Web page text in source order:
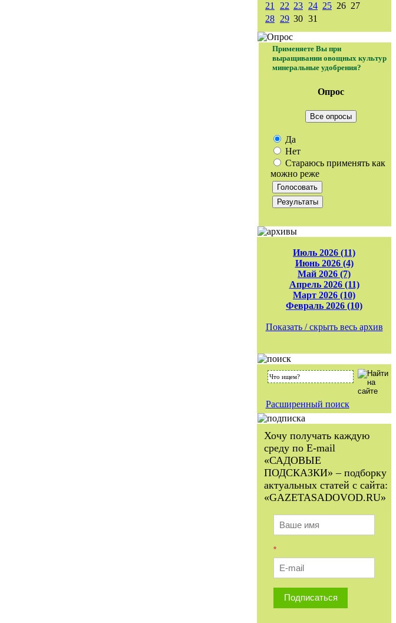
21
22 23 24 25 26 27
28 29 30 31
Применяете Вы при
выращивании овощных культур
минеральные удобрения?
Опрос
Все опросы
Да
Нет
Стараюсь применять как
можно реже
Июль 2026 (11)
Июнь 2026 (4)
Май 2026 (7)
Апрель 2026 (11)
Март 2026 (10)
Февраль 2026 (10)
Показать / скрыть весь архив
Расширенный поиск
Хочу получать каждую
среду по E-mail
«САДОВЫЕ
ПОДСКАЗКИ» – подборку
актуальных статей с сайта:
«GAZETASADOVOD.RU»
*
Подписаться